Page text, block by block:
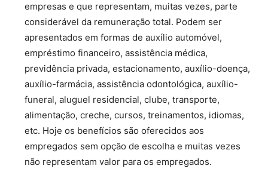
empresas e que representam, muitas vezes, parte
considerável da remuneração total. Podem ser
apresentados em formas de auxílio automóvel,
empréstimo financeiro, assistência médica,
previdência privada, estacionamento, auxílio-doença,
auxílio-farmácia, assistência odontológica, auxílio-
funeral, aluguel residencial, clube, transporte,
alimentação, creche, cursos, treinamentos, idiomas,
etc. Hoje os benefícios são oferecidos aos
empregados sem opção de escolha e muitas vezes
não representam valor para os empregados.